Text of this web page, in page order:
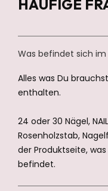
HÄUFIGE
Was befindet sich im
Alles was Du
enthalten.
24 oder 30 Nägel,
Rosenholzstab,
der Produktseite,
befindet.